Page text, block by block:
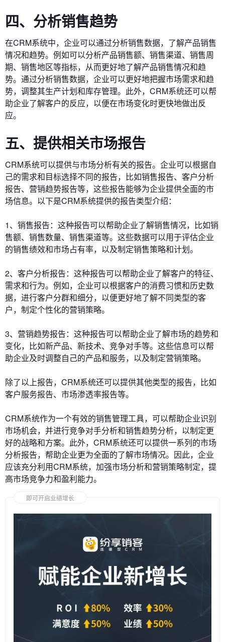
四、分析销售趋势
在CRM系统中，企业可以通过分析销售数据，了解产品销售
情况和趋势。例如可以分析产品销售额、销售渠道、销售周
期、销售地区等指标，从而更好地了解产品销售情况和趋
势。通过分析销售数据，企业可以更好地把握市场需求和趋
势，调整其生产计划和库存管理。此外，CRM系统还可以帮
助企业了解客户的反应，以便在市场变化时更快地做出反
应。
五、提供相关市场报告
CRM系统可以提供与市场分析有关的报告。企业可以根据自
己的需求和目标选择不同的报告，比如销售报告、客户分析
报告、营销趋势报告等，这些报告能够为企业提供全面的市
场信息。以下是CRM系统提供的报告类型介绍：
1、销售报告：这种报告可以帮助企业了解销售情况，比如销
售额、销售数量、销售渠道等。这些数据可以用于评估企业
的销售绩效和市场占有率，以及制定销售策略和计划。
2、客户分析报告：这种报告可以帮助企业了解客户的特征、
需求和行为。例如，企业可以根据客户的消费习惯和历史数
据，进行客户分群和细分，以便更好地了解不同类型的客
户，制定个性化的营销策略。
3、营销趋势报告：这种报告可以帮助企业了解市场的趋势和
变化，比如新产品、新技术、竞争对手等。这些信息可以帮
助企业及时调整自己的产品和服务，以及制定营销策略。
除了以上报告，CRM系统还可以提供其他类型的报告，比如
客户服务报告、市场渗透率报告等。
CRM系统作为一个有效的销售管理工具，可以帮助企业识别
市场机会，并进行竞争对手分析和销售趋势分析，以制定更
好的战略和方案。此外，CRM系统还可以提供一系列的市场
分析报告，帮助企业更为全面的了解市场情况。因此，企业
应该充分利用CRM系统，加强市场分析和营销策略制定，提
高市场竞争力和盈利能力。
即可开启业绩增长